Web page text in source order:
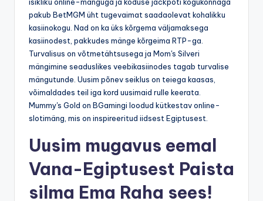
pakub BetMGM üht tugevaimat saadaolevat kohalikku
kasiinokogu. Nad on ka üks kõrgema väljamaksega
kasiinodest, pakkudes mänge kõrgeima RTP-ga.
Turvalisus on võtmetähtsusega ja Mom's Silveri
mängimine seaduslikes veebikasiinodes tagab turvalise
mängutunde. Uusim põnev seiklus on teiega kaasas,
võimaldades teil iga kord uusimaid rulle keerata.
Mummy's Gold on BGamingi loodud kütkestav online-
slotimäng, mis on inspireeritud iidsest Egiptusest.
Uusim mugavus eemal
Vana-Egiptusest Paista
silma Ema Raha sees!